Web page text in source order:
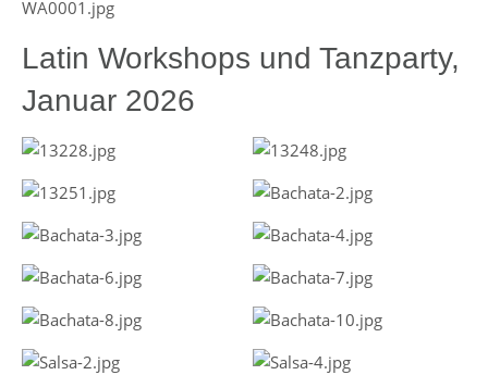
Latin Workshops und Tanzparty,
Januar 2026